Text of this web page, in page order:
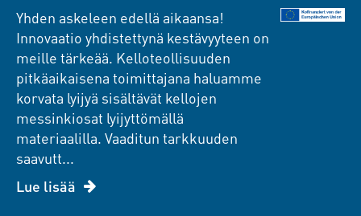
Yhden askeleen edellä aikaansa!
Innovaatio yhdistettynä kestävyyteen on
meille tärkeää. Kelloteollisuuden
pitkäaikaisena toimittajana haluamme
korvata lyijyä sisältävät kellojen
messinkiosat lyijyttömällä
materiaalilla. Vaaditun tarkkuuden
saavutt...
Lue lisää